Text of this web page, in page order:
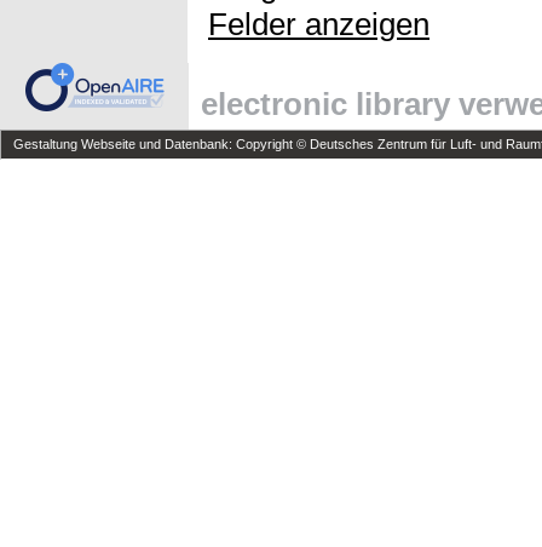
Felder anzeigen
electronic library
Gestaltung Webseite und Datenbank: Copyright © Deutsches Zentrum für Luft- und